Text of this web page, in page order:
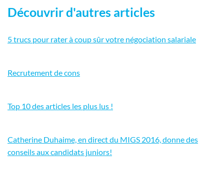
Découvrir d'autres articles
5 trucs pour rater à coup sûr votre négociation salariale
Recrutement de cons
Top 10 des articles les plus lus !
Catherine Duhaime, en direct du MIGS 2016, donne des
conseils aux candidats juniors!